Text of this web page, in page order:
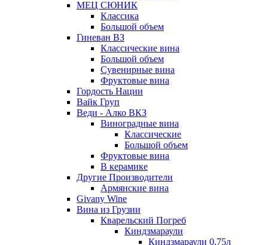
МЕЦ СЮНИК
Классика
Большой объем
Гиневан ВЗ
Классические вина
Большой объем
Сувенирные вина
Фруктовые вина
Гордость Нации
Вайк Груп
Веди - Алко ВКЗ
Виноградные вина
Классические
Большой объем
Фруктовые вина
В керамике
Другие Производители
Армянские вина
Givany Wine
Вина из Грузии
Кварельский Погреб
Киндзмараули
Киндзмараули 0,75л